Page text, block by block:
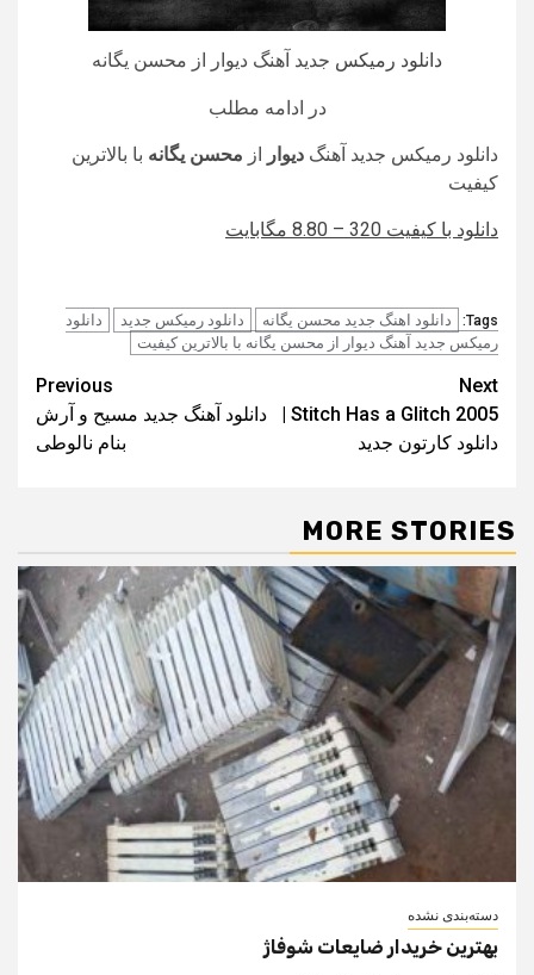
دانلود رمیکس جدید آهنگ دیوار از محسن یگانه
در ادامه مطلب
دانلود رمیکس جدید آهنگ دیوار از محسن یگانه با بالاترین
کیفیت
دانلود با کیفیت 320 – 8.80 مگابایت
Tags: دانلود اهنگ جدید محسن یگانه دانلود رمیکس جدید
دانلود
رمیکس جدید آهنگ دیوار از محسن یگانه با بالاترین کیفیت
Post
navigation
Previous
دانلود آهنگ جدید مسیح و آرش
بنام نالوطی
Next
Stitch Has a Glitch 2005 |
دانلود کارتون جدید
MORE STORIES
دسته‌بندی نشده
بهترین خریدار ضایعات شوفاژ